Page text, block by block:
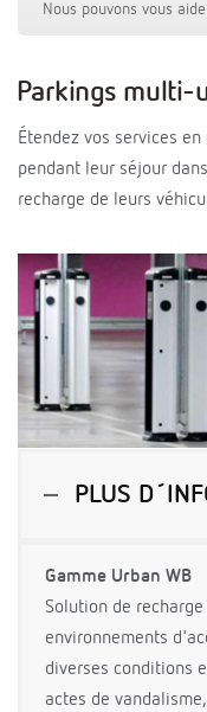
Nous pouvons vous
Parkings multi-
Étendez vos services
pendant leur séjour
recharge de leurs
PLUS
Gamme Urban WB
Solution de
environnements
diverses conditions
actes de